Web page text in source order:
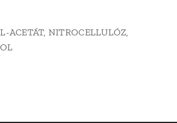
ACETÁT, NITROCELLULÓZ,